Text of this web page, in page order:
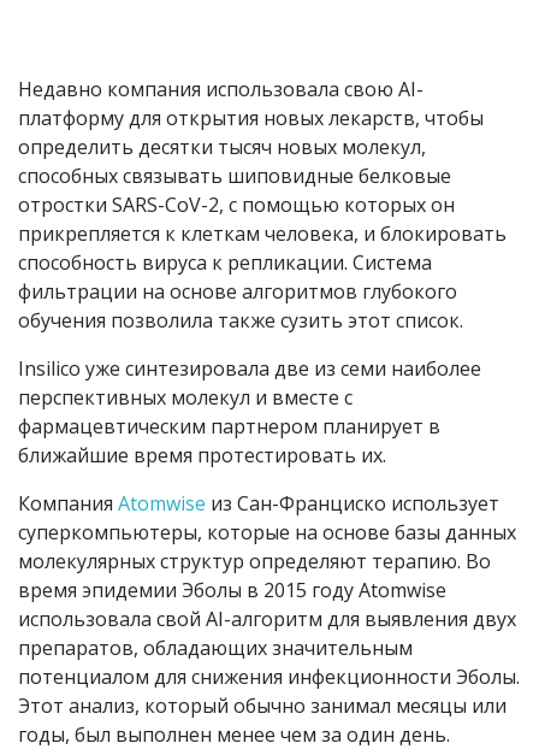
Недавно компания использовала свою AI-
платформу для открытия новых лекарств, чтобы
определить десятки тысяч новых молекул,
способных связывать шиповидные белковые
отростки SARS-CoV-2, с помощью которых он
прикрепляется к клеткам человека, и блокировать
способность вируса к репликации. Система
фильтрации на основе алгоритмов глубокого
обучения позволила также сузить этот список.
Insilico уже синтезировала две из семи наиболее
перспективных молекул и вместе с
фармацевтическим партнером планирует в
ближайшие время протестировать их.
Компания Atomwise из Сан-Франциско использует
суперкомпьютеры, которые на основе базы данных
молекулярных структур определяют терапию. Во
время эпидемии Эболы в 2015 году Atomwise
использовала свой AI-алгоритм для выявления двух
препаратов, обладающих значительным
потенциалом для снижения инфекционности Эболы.
Этот анализ, который обычно занимал месяцы или
годы, был выполнен менее чем за один день.